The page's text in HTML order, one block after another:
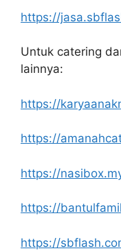
https://
Untuk catering
lainnya:
https://
https://
https://
https://
https://